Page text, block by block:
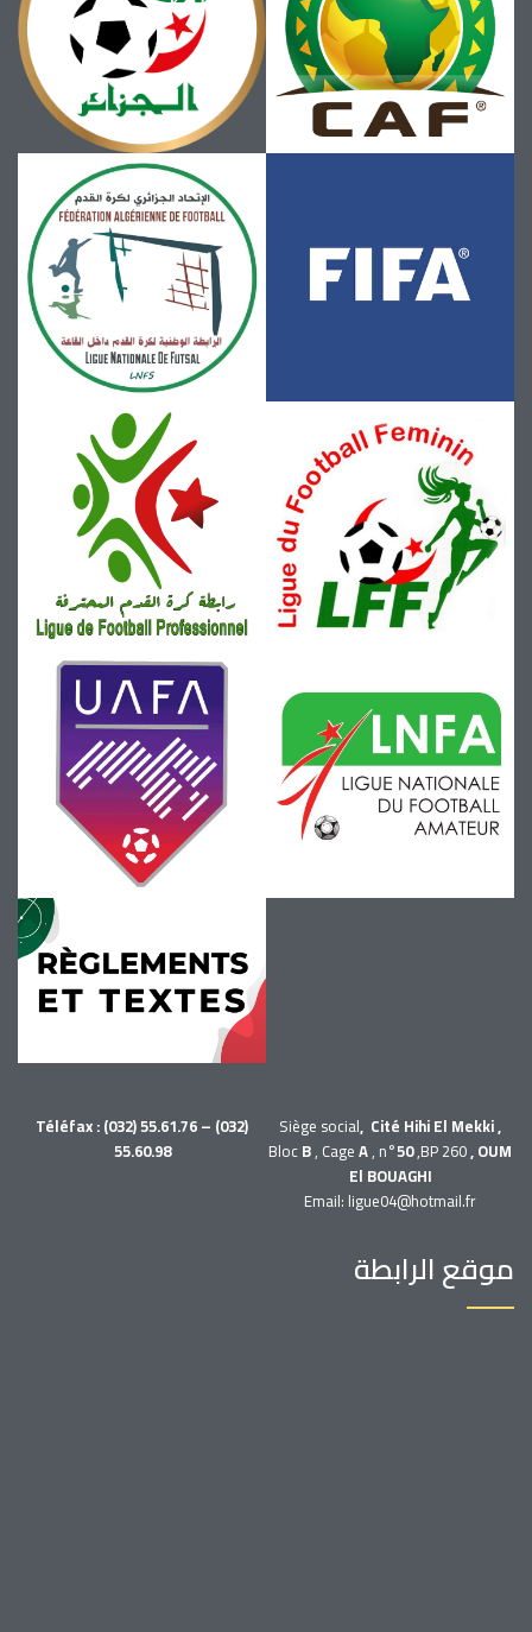
Siège social, Cité Hihi El Mekki ,
BlocB, CageA, n°50,BP 260, OUM
El BOUAGHI
Téléfax : (032) 55.61.76 – (032)
55.60.98
Email: ligue04@hotmail.fr
موقع الرابطة